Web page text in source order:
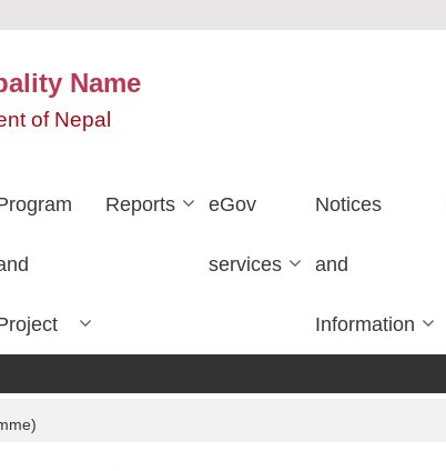
Name
of Nepal
Reports eGov
services
Notices
and
Information